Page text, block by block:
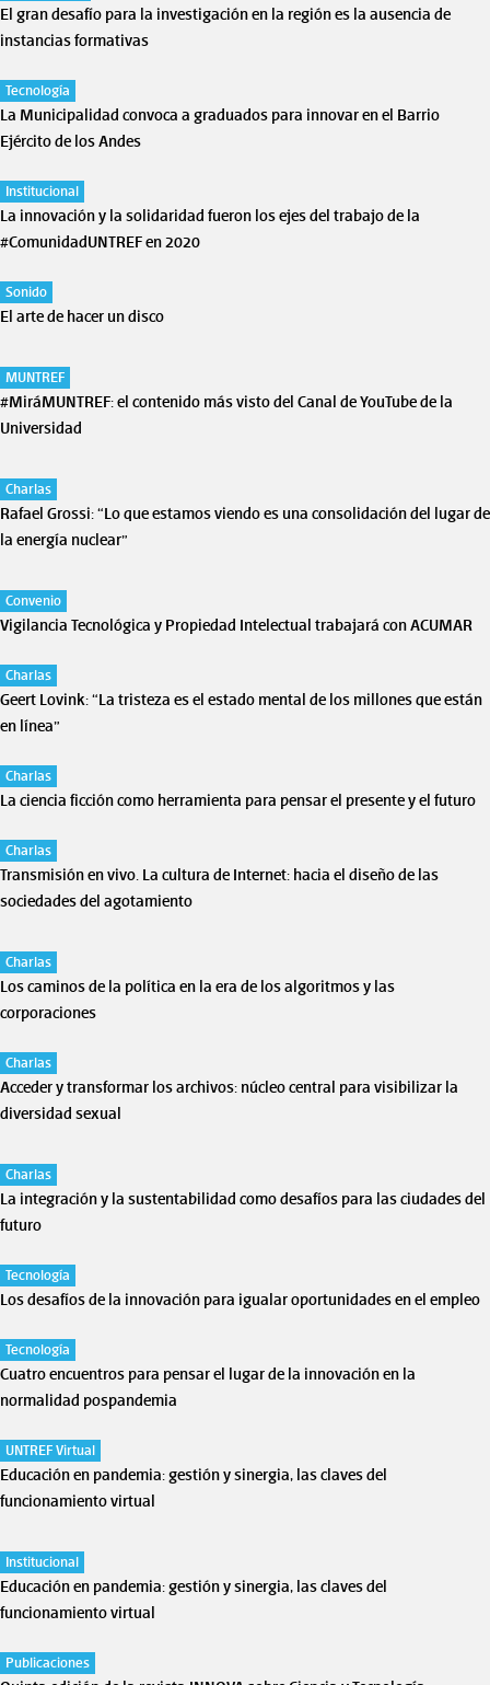
El gran desafío para la investigación en la región es la ausencia de
instancias formativas
Tecnología
La Municipalidad convoca a graduados para innovar en el Barrio
Ejército de los Andes
Institucional
La innovación y la solidaridad fueron los ejes del trabajo de la
#ComunidadUNTREF en 2020
Sonido
El arte de hacer un disco
MUNTREF
#MiráMUNTREF: el contenido más visto del Canal de YouTube de la
Universidad
Charlas
Rafael Grossi: “Lo que estamos viendo es una consolidación del lugar de
la energía nuclear”
Convenio
Vigilancia Tecnológica y Propiedad Intelectual trabajará con ACUMAR
Charlas
Geert Lovink: “La tristeza es el estado mental de los millones que están
en línea”
Charlas
La ciencia ficción como herramienta para pensar el presente y el futuro
Charlas
Transmisión en vivo. La cultura de Internet: hacia el diseño de las
sociedades del agotamiento
Charlas
Los caminos de la política en la era de los algoritmos y las
corporaciones
Charlas
Acceder y transformar los archivos: núcleo central para visibilizar la
diversidad sexual
Charlas
La integración y la sustentabilidad como desafíos para las ciudades del
futuro
Tecnología
Los desafíos de la innovación para igualar oportunidades en el empleo
Tecnología
Cuatro encuentros para pensar el lugar de la innovación en la
normalidad pospandemia
UNTREF Virtual
Educación en pandemia: gestión y sinergia, las claves del
funcionamiento virtual
Institucional
Educación en pandemia: gestión y sinergia, las claves del
funcionamiento virtual
Publicaciones